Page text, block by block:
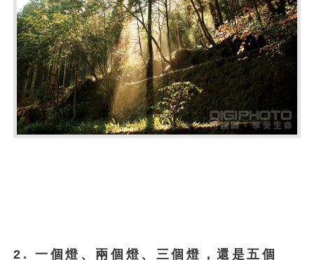
2. 一個燈、兩個燈、三個燈，還是五個